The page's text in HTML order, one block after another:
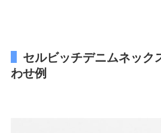
セルビッチデニムネック
わせ例